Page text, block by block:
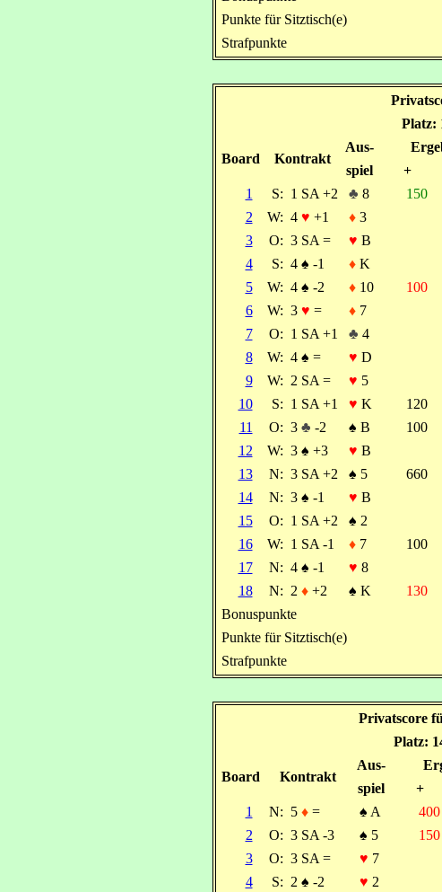
Punkte für Sitztisch(e)
Strafpunkte
Platz:
Board Kontrakt
Aus-
spiel +
1
S: 1 SA +2 ♣ 8 150
2
W: 4 ♥ +1 ♦3
3
O: 3 SA = ♥ B
4
S: 4 ♠ -1 ♦K
5
W: 4 ♠ -2 ♦10 100
6
W: 3 ♥ = ♦7
7
O: 1 SA +1 ♣ 4
8
W: 4 ♠ = ♥ D
9
W: 2 SA = ♥ 5
10
S: 1 SA +1 ♥ K 120
11
O: 3 ♣ -2 ♠ B 100
12
W: 3 ♠ +3 ♥ B
13
N: 3 SA +2 ♠ 5 660
14
N: 3 ♠ -1 ♥ B
15
O: 1 SA +2 ♠ 2
16
W: 1 SA -1 ♦7 100
17
N: 4 ♠ -1 ♥ 8
18
N: 2 ♦+2 ♠ K 130
Bonuspunkte
Punkte für Sitztisch(e)
Strafpunkte
Privatscore
Platz:
Board Kontrakt
Aus-
spiel +
1
N: 5 ♦= ♠ A 400
2
O: 3 SA -3 ♠ 5 150
3
O: 3 SA = ♥ 7
4
S: 2 ♠ -2 ♥ 2